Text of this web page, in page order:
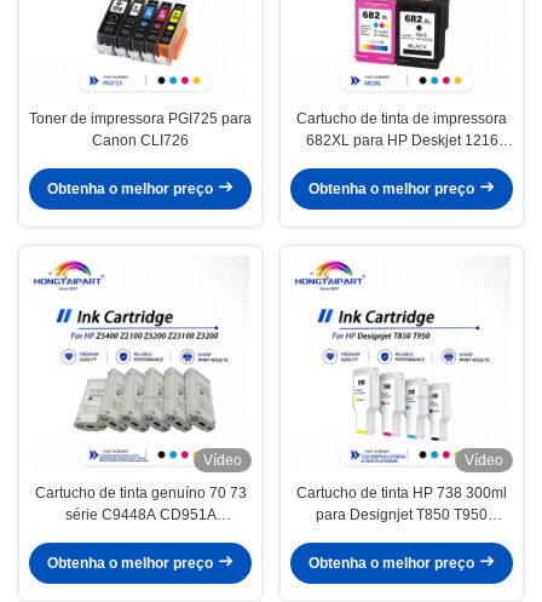
Toner de impressora PGI725 para
Canon CLI726
Obtenha o melhor preço
Cartucho de tinta de impressora
682XL para HP Deskjet 1216
Obtenha o melhor preço
Vídeo
Cartucho de tinta genuíno 70 73
série C9448A CD951A
Z5400 Z3200
Obtenha o melhor preço
Vídeo
Cartucho de tinta HP 738 300ml
para Designjet T850 T950
676M8A
Obtenha o melhor preço